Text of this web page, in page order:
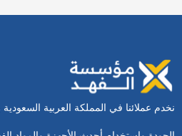
نخدم عملائنا في المملكة العربية